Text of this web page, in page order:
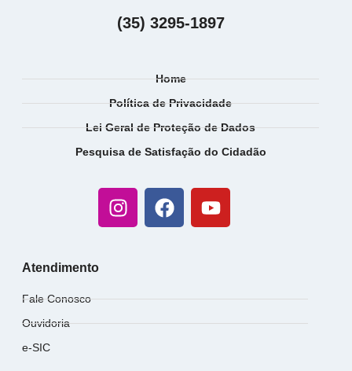
(35) 3295-1897
Home
Política de Privacidade
Lei Geral de Proteção de Dados
Pesquisa de Satisfação do Cidadão
Atendimento
Fale Conosco
Ouvidoria
e-SIC